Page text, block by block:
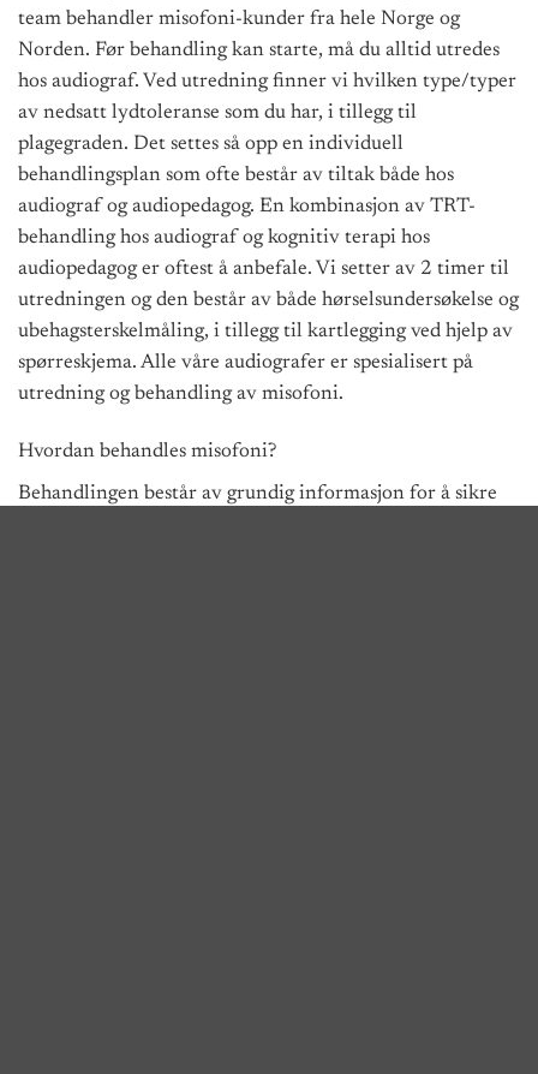
team behandler misofoni-kunder fra hele Norge og
Norden. Før behandling kan starte, må du alltid utredes
hos audiograf. Ved utredning finner vi hvilken type/typer
av nedsatt lydtoleranse som du har, i tillegg til
plagegraden. Det settes så opp en individuell
behandlingsplan som ofte består av tiltak både hos
audiograf og audiopedagog. En kombinasjon av TRT-
behandling hos audiograf og kognitiv terapi hos
audiopedagog er oftest å anbefale. Vi setter av 2 timer til
utredningen og den består av både hørselsundersøkelse og
ubehagsterskelmåling, i tillegg til kartlegging ved hjelp av
spørreskjema. Alle våre audiografer er spesialisert på
utredning og behandling av misofoni.
Hvordan behandles misofoni?
Behandlingen består av grundig informasjon for å sikre